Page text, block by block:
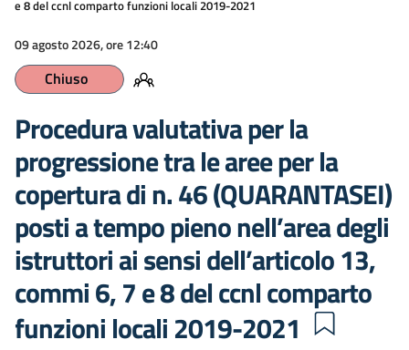
e 8 del ccnl comparto funzioni locali 2019-2021
09 agosto 2026, ore 12:40
Chiuso
Procedura valutativa per la
progressione tra le aree per la
copertura di n. 46 (QUARANTASEI)
posti a tempo pieno nell’area degli
istruttori ai sensi dell’articolo 13,
commi 6, 7 e 8 del ccnl comparto
funzioni locali 2019-2021